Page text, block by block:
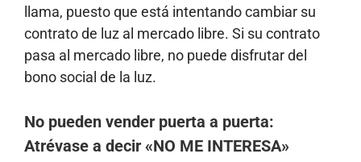
llama, puesto que está intentando cambiar su
contrato de luz al mercado libre. Si su contrato
pasa al mercado libre, no puede disfrutar del
bono social de la luz.
No pueden vender puerta a puerta:
Atrévase a decir «NO ME INTERESA»